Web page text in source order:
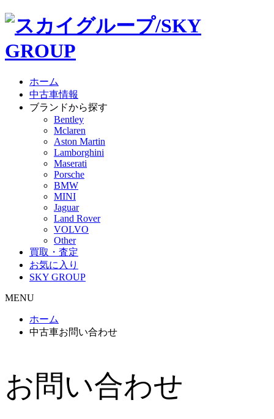
ホーム
中古車情報
ブランドから探す
Bentley
Mclaren
Aston Martin
Lamborghini
Maserati
Porsche
BMW
MINI
Jaguar
Land Rover
VOLVO
Other
買取・査定
お気に入り
SKY GROUP
MENU
ホーム
中古車お問い合わせ
お問い合わせ